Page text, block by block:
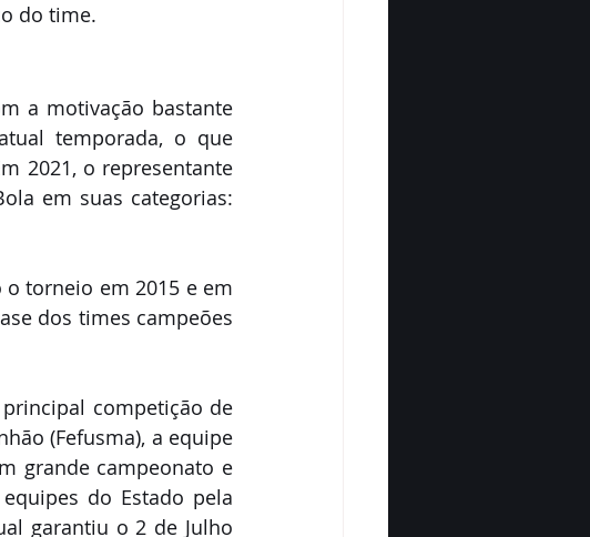
do time.
a motivação bastante
temporada, o que
2021, o representante
em suas categorias:
torneio em 2015 e em
dos times campeões
principal competição de
(Fefusma), a equipe
grande campeonato e
do Estado pela
garantiu o 2 de Julho